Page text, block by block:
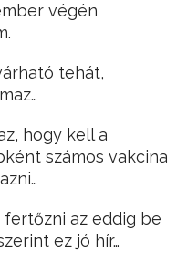
végén
tehát,
hogy kell a
számos vakcina
az eddig be
ez jó hír…